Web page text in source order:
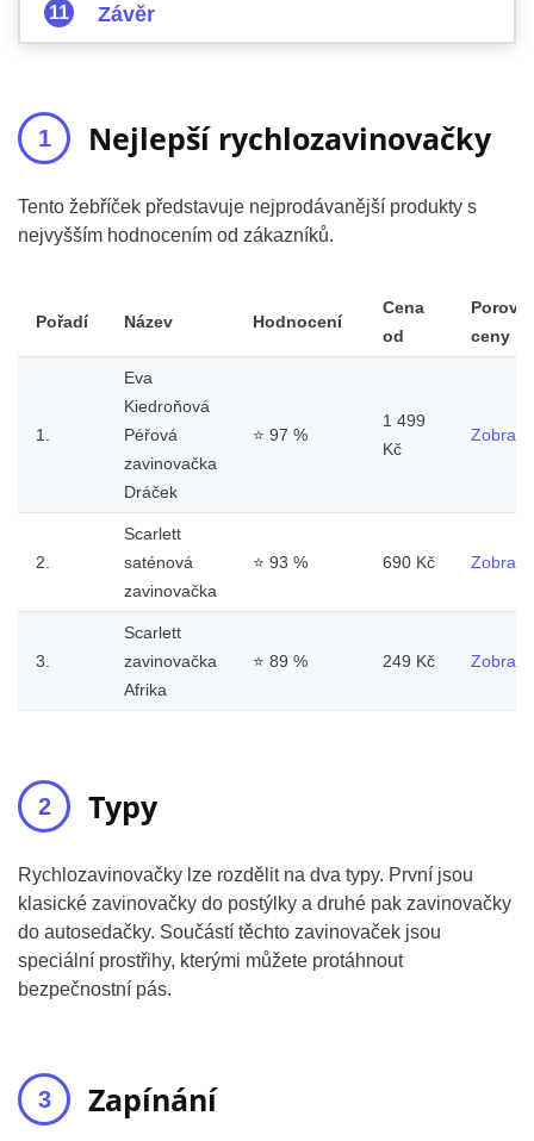
Závěr
Nejlepší rychlozavinovačky
Tento žebříček představuje nejprodávanější produkty s
nejvyšším hodnocením od zákazníků.
Pořadí Název Hodnocení
Cena
od
ceny
1.
Eva
Kiedroňová
Péřová
zavinovačka
Dráček
⭐ 97 %
1 499
Kč
Zobrazit
2.
Scarlett
saténová
zavinovačka
⭐ 93 % 690 Kč Zobrazit
3.
Scarlett
zavinovačka
Afrika
⭐ 89 % 249 Kč Zobrazit
Typy
Rychlozavinovačky lze rozdělit na dva typy. První jsou
klasické zavinovačky do postýlky a druhé pak zavinovačky
do autosedačky. Součástí těchto zavinovaček jsou
speciální prostřihy, kterými můžete protáhnout
bezpečnostní pás.
Zapínání